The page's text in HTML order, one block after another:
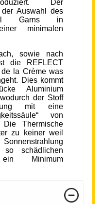
Der
Auswahl des
Garns in
minimalen
sowie nach
die REFLECT
la Crème was
Dies kommt
Aluminium
der Stoff
mit eine
von
Die Thermische
zu keiner weil
schädlichen
Minimum